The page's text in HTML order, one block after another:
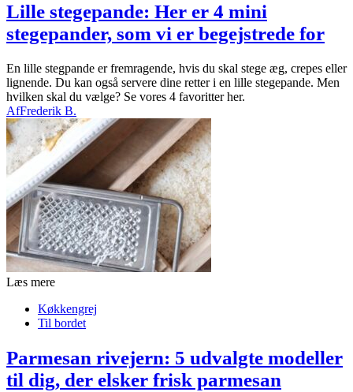
Lille stegepande: Her er 4 mini
stegepander, som vi er begejstrede for
En lille stegpande er fremragende, hvis du skal stege æg, crepes eller
lignende. Du kan også servere dine retter i en lille stegepande. Men
hvilken skal du vælge? Se vores 4 favoritter her.
AfFrederik B.
Læs mere
Køkkengrej
Til bordet
Parmesan rivejern: 5 udvalgte modeller
til dig, der elsker frisk parmesan